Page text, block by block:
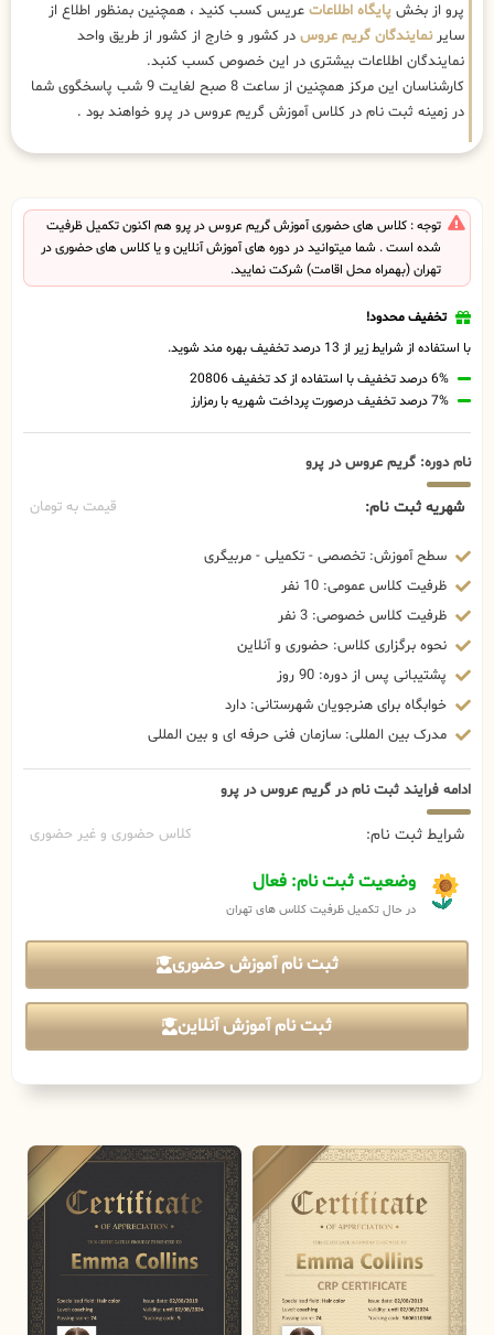
پرو از بخش پایگاه اطلاعات عریس کسب کنید ، همچنین بمنظور اطلاع از
سایرنمایندگان گریم عروس در کشور و خارج از کشور از طریق واحد
نمایندگان اطلاعات بیشتری در این خصوص کسب کنبد.
کارشناسان این مرکز همچنین از ساعت 8 صبح لغایت 9 شب پاسخگوی شما
در زمینه ثبت نام در کلاس آموزش گریم عروس در پرو خواهند بود .
توجه : کلاس های حضوری آموزش گریم عروس در پرو هم اکنون تکمیل ظرفیت
شده است . شما میتوانید در دوره های آموزش آنلاین و یا کلاس های حضوری در
تهران (بهمراه محل اقامت) شرکت نمایید.
تخفیف محدود!
با استفاده از شرایط زیر از 13 درصد تخفیف بهره مند شوید.
6% درصد تخفیف با استفاده از کد تخفیف 20806
7% درصد تخفیف درصورت پرداخت شهریه با رمزارز
نام دوره: گریم عروس در پرو
شهریه ثبت نام: قیمت به تومان
سطح آموزش: تخصصی - تکمیلی - مربیگری
ظرفیت کلاس عمومی: 10 نفر
ظرفیت کلاس خصوصی: 3 نفر
نحوه برگزاری کلاس: حضوری و آنلاین
پشتیبانی پس از دوره: 90 روز
خوابگاه برای هنرجویان شهرستانی: دارد
مدرک بین المللی: سازمان فنی حرفه ای و بین المللی
ادامه فرایند ثبت نام در گریم عروس در پرو
شرایط ثبت نام: کلاس حضوری و غیر حضوری
وضعیت ثبت نام: فعال
در حال تکمیل ظرفیت کلاس های تهران
ثبت نام آموزش حضوری
ثبت نام آموزش آنلاین